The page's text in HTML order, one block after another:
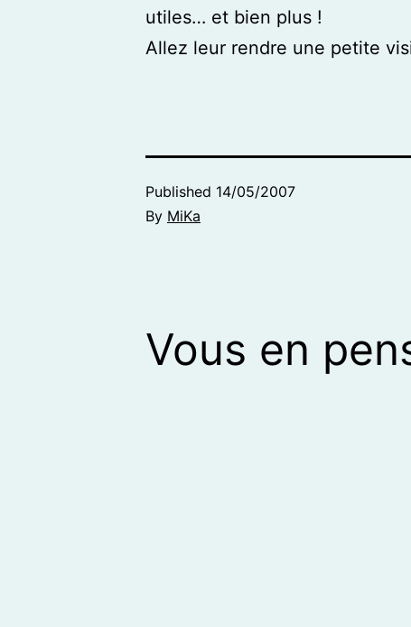
utiles… et bien plus !
Allez leur rendre une petite
Published 14/05/2007
By MiKa
Vous en